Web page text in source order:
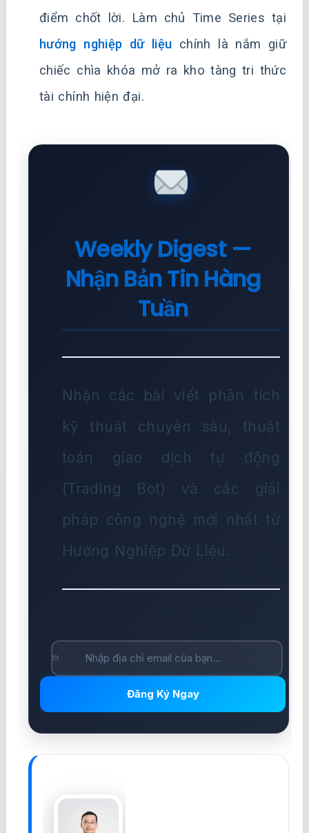
điểm chốt lời. Làm chủ Time Series tại
hướng nghiệp dữ liệu chính là nắm giữ
chiếc chìa khóa mở ra kho tàng tri thức
tài chính hiện đại.
Weekly Digest —
Nhận Bản Tin Hàng
Tuần
Nhận các bài viết phân tích
kỹ thuật chuyên sâu, thuật
toán giao dịch tự động
(Trading Bot) và các giải
pháp công nghệ mới nhất từ
Hướng Nghiệp Dữ Liệu.
Đăng Ký Ngay